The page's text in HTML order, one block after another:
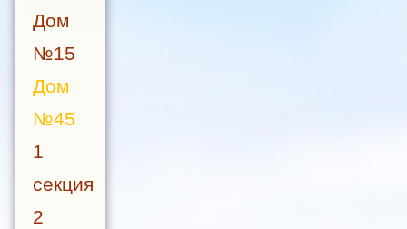
Дом
№15
Дом
№45
1
секция
2